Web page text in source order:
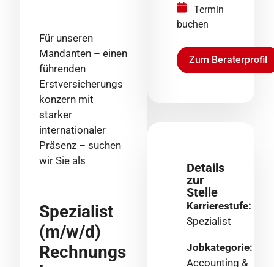
Für unseren
Mandanten – einen
führenden
Erstversicherungs
konzern mit
starker
internationaler
Präsenz – suchen
wir Sie als
Spezialist
(m/w/d)
Rechnungs
Termin
buchen
Zum Beraterprofil
Details
zur
Stelle
Karrierestufe:
Spezialist
Jobkategorie:
Accounting &